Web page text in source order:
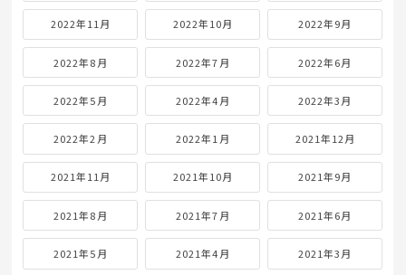
2022年11月 2022年10月 2022年9月
2022年8月 2022年7月 2022年6月
2022年5月 2022年4月 2022年3月
2022年2月 2022年1月 2021年12月
2021年11月 2021年10月 2021年9月
2021年8月 2021年7月 2021年6月
2021年5月 2021年4月 2021年3月